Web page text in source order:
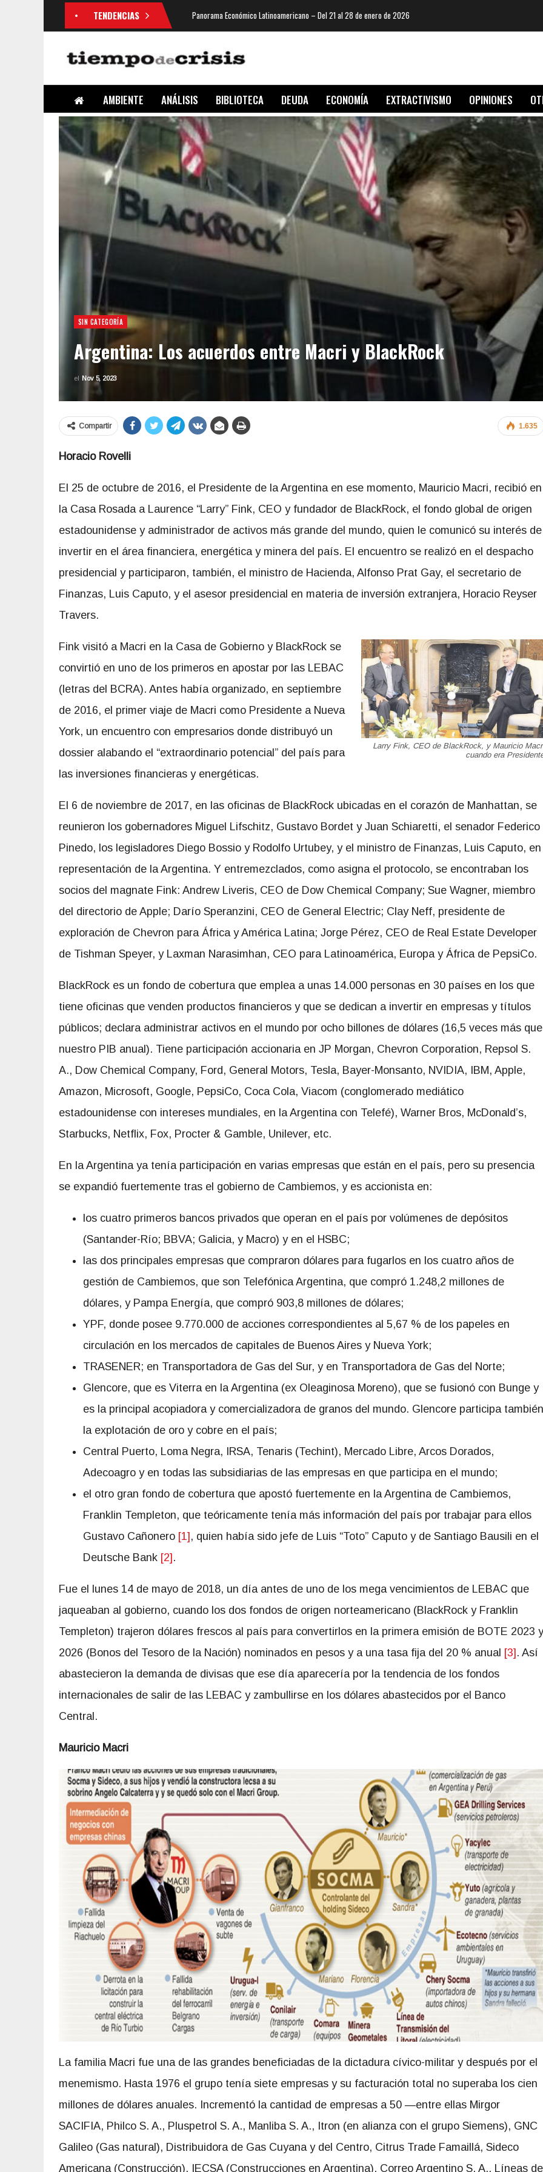
TENDENCIAS Panorama Económico Latinoamericano – Del 21 al 28 de enero de 2026
AMBIENTE ANÁLISIS BIBLIOTECA DEUDA ECONOMÍA EXTRACTIVISMO OPINIONES
SIN CATEGORÍA
Argentina: Los acuerdos entre Macri y BlackRock
el Nov 5, 2023
1.635
Compartir
Horacio Rovelli
El 25 de octubre de 2016, el Presidente de la Argentina en ese momento, Mauricio Macri, recibió en
la Casa Rosada a Laurence “Larry” Fink, CEO y fundador de BlackRock, el fondo global de origen
estadounidense y administrador de activos más grande del mundo, quien le comunicó su interés de
invertir en el área financiera, energética y minera del país. El encuentro se realizó en el despacho
presidencial y participaron, también, el ministro de Hacienda, Alfonso Prat Gay, el secretario de
Finanzas, Luis Caputo, y el asesor presidencial en materia de inversión extranjera, Horacio Reyser
Travers.
Larry Fink, CEO de BlackRock, y Mauricio
cuando era
Fink visitó a Macri en la Casa de Gobierno y BlackRock se
convirtió en uno de los primeros en apostar por las LEBAC
(letras del BCRA). Antes había organizado, en septiembre
de 2016, el primer viaje de Macri como Presidente a Nueva
York, un encuentro con empresarios donde distribuyó un
dossier alabando el “extraordinario potencial” del país para
las inversiones financieras y energéticas.
El 6 de noviembre de 2017, en las oficinas de BlackRock ubicadas en el corazón de Manhattan, se
reunieron los gobernadores Miguel Lifschitz, Gustavo Bordet y Juan Schiaretti, el senador Federico
Pinedo, los legisladores Diego Bossio y Rodolfo Urtubey, y el ministro de Finanzas, Luis Caputo, en
representación de la Argentina. Y entremezclados, como asigna el protocolo, se encontraban los
socios del magnate Fink: Andrew Liveris, CEO de Dow Chemical Company; Sue Wagner, miembro
del directorio de Apple; Darío Speranzini, CEO de General Electric; Clay Neff, presidente de
exploración de Chevron para África y América Latina; Jorge Pérez, CEO de Real Estate Developer
de Tishman Speyer, y Laxman Narasimhan, CEO para Latinoamérica, Europa y África de PepsiCo.
BlackRock es un fondo de cobertura que emplea a unas 14.000 personas en 30 países en los que
tiene oficinas que venden productos financieros y que se dedican a invertir en empresas y títulos
públicos; declara administrar activos en el mundo por ocho billones de dólares (16,5 veces más que
nuestro PIB anual). Tiene participación accionaria en JP Morgan, Chevron Corporation, Repsol S.
A., Dow Chemical Company, Ford, General Motors, Tesla, Bayer-Monsanto, NVIDIA, IBM, Apple,
Amazon, Microsoft, Google, PepsiCo, Coca Cola, Viacom (conglomerado mediático
estadounidense con intereses mundiales, en la Argentina con Telefé), Warner Bros, McDonald’s,
Starbucks, Netflix, Fox, Procter & Gamble, Unilever, etc.
En la Argentina ya tenía participación en varias empresas que están en el país, pero su presencia
se expandió fuertemente tras el gobierno de Cambiemos, y es accionista en:
los cuatro primeros bancos privados que operan en el país por volúmenes de depósitos
(Santander-Río; BBVA; Galicia, y Macro) y en el HSBC;
las dos principales empresas que compraron dólares para fugarlos en los cuatro años de
gestión de Cambiemos, que son Telefónica Argentina, que compró 1.248,2 millones de
dólares, y Pampa Energía, que compró 903,8 millones de dólares;
YPF, donde posee 9.770.000 de acciones correspondientes al 5,67 % de los papeles en
circulación en los mercados de capitales de Buenos Aires y Nueva York;
TRASENER; en Transportadora de Gas del Sur, y en Transportadora de Gas del Norte;
Glencore, que es Viterra en la Argentina (ex Oleaginosa Moreno), que se fusionó con Bunge y
es la principal acopiadora y comercializadora de granos del mundo. Glencore participa también
la explotación de oro y cobre en el país;
Central Puerto, Loma Negra, IRSA, Tenaris (Techint), Mercado Libre, Arcos Dorados,
Adecoagro y en todas las subsidiarias de las empresas en que participa en el mundo;
el otro gran fondo de cobertura que apostó fuertemente en la Argentina de Cambiemos,
Franklin Templeton, que teóricamente tenía más información del país por trabajar para ellos
Gustavo Cañonero [1] , quien había sido jefe de Luis “Toto” Caputo y de Santiago Bausili en el
Deutsche Bank [2] .
Fue el lunes 14 de mayo de 2018, un día antes de uno de los mega vencimientos de LEBAC que
jaqueaban al gobierno, cuando los dos fondos de origen norteamericano (BlackRock y Franklin
Templeton) trajeron dólares frescos al país para convertirlos en la primera emisión de BOTE 2023 y
2026 (Bonos del Tesoro de la Nación) nominados en pesos y a una tasa fija del 20 % anual [3] . Así
abastecieron la demanda de divisas que ese día aparecería por la tendencia de los fondos
internacionales de salir de las LEBAC y zambullirse en los dólares abastecidos por el Banco
Central.
Mauricio Macri
La familia Macri fue una de las grandes beneficiadas de la dictadura cívico-militar y después por el
menemismo. Hasta 1976 el grupo tenía siete empresas y su facturación total no superaba los cien
millones de dólares anuales. Incrementó la cantidad de empresas a 50 —entre ellas Mirgor
SACIFIA, Philco S. A., Pluspetrol S. A., Manliba S. A., Itron (en alianza con el grupo Siemens), GNC
Galileo (Gas natural), Distribuidora de Gas Cuyana y del Centro, Citrus Trade Famaillá, Sideco
Americana (Construcción), IECSA (Construcciones en Argentina), Correo Argentino S. A., Líneas de